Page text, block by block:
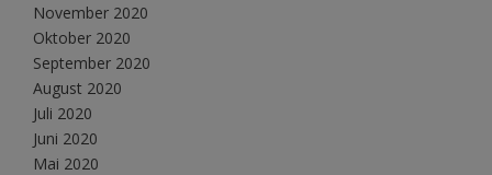
November 2020
Oktober 2020
September 2020
August 2020
Juli 2020
Juni 2020
Mai 2020